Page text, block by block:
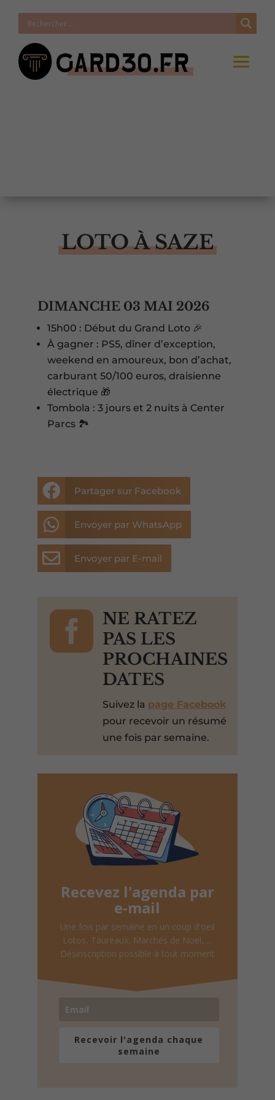
LOTO À SAZE
DIMANCHE 03 MAI 2026
15h00 : Début du Grand Loto 🎉
À gagner : PS5, dîner d’exception,
weekend en amoureux, bon d’achat,
carburant 50/100 euros, draisienne
électrique 🎁
Tombola : 3 jours et 2 nuits à Center
Parcs 🏞️
 Partager sur Facebook
 Envoyer par WhatsApp
 Envoyer par E-mail

NE RATEZ
PAS LES
PROCHAINES
DATES
Suivez la page Facebook
pour recevoir un résumé
une fois par semaine.
Recevez l'agenda par
e-mail
Une fois par semaine en un coup d'oeil
Lotos, Taureaux, Marchés de Noël, ...
Désinscription possible à tout moment
Recevoir l'agenda chaque
semaine